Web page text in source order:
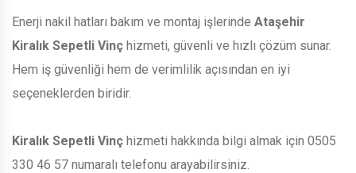
Enerji nakil hatları bakım ve montaj işlerinde Ataşehir
Kiralık Sepetli Vinç hizmeti, güvenli ve hızlı çözüm sunar.
Hem iş güvenliği hem de verimlilik açısından en iyi
seçeneklerden biridir.
Kiralık Sepetli Vinç hizmeti hakkında bilgi almak için 0505
330 46 57 numaralı telefonu arayabilirsiniz.